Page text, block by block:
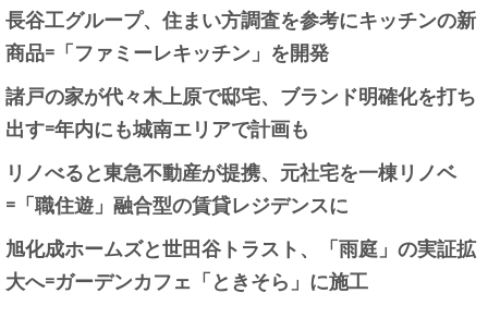
長谷工グループ、住まい方調査を参考にキッチンの新
商品=「ファミーレキッチン」を開発
諸戸の家が代々木上原で邸宅、ブランド明確化を打ち
出す=年内にも城南エリアで計画も
リノべると東急不動産が提携、元社宅を一棟リノベ
=「職住遊」融合型の賃貸レジデンスに
旭化成ホームズと世田谷トラスト、「雨庭」の実証拡
大へ=ガーデンカフェ「ときそら」に施工